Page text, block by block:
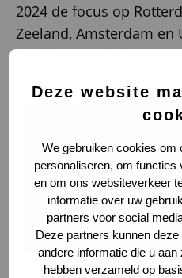
Deze website
We gebruiken cookies om
personaliseren, om functies
en om ons websiteverkeer
informatie over uw
partners voor social
Deze partners kunnen
andere informatie die u
hebben verzameld op
2024 de focus op
Zeeland, Amsterdam en
functies in logistiek,
Weg en Bos 15a
2661 DG
077 - 320 1320
info@vialogistics.nl
Wie